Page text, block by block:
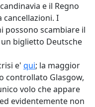
e il Regno
I
possono scambiare il
biglietto Deutsche
e' qui; la maggior
controllato Glasgow,
volo che appare
evidentemente non